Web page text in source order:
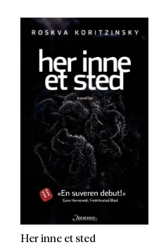
Her inne et sted